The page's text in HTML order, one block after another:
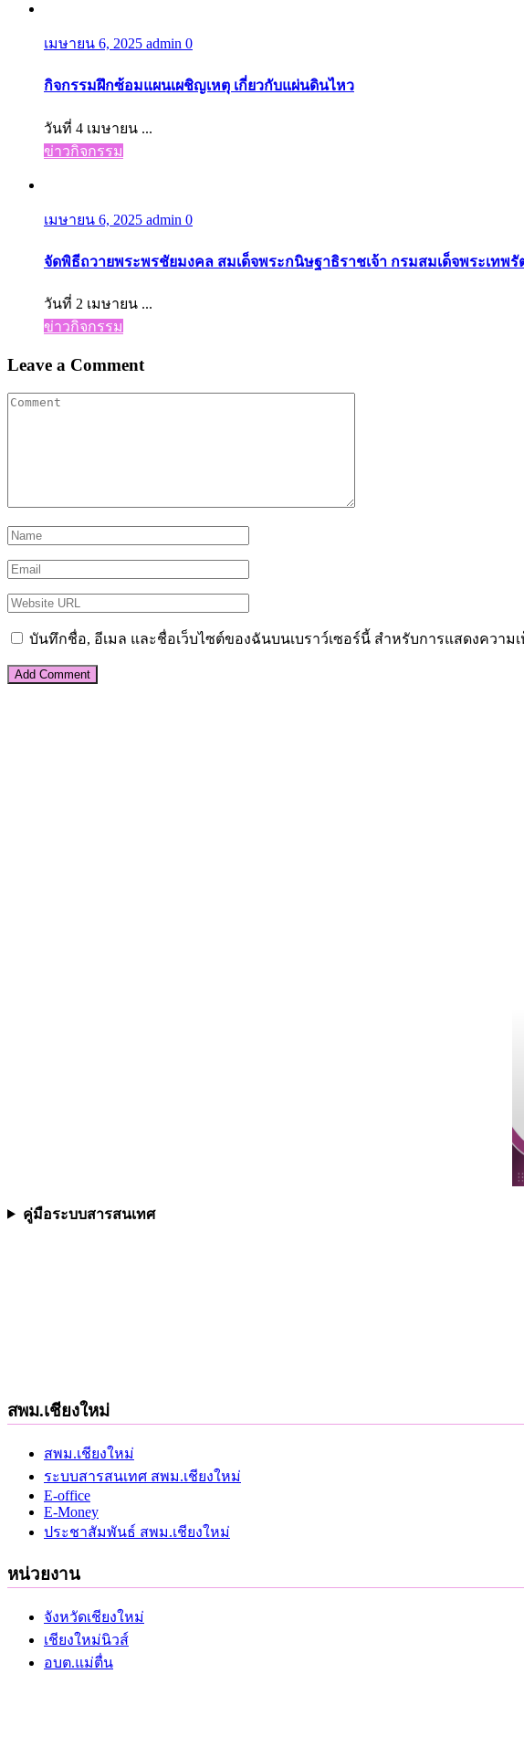
เมษายน 6, 2025 admin 0
กิจกรรมฝึกซ้อมแผนเผชิญเหตุ เกี่ยวกับแผ่นดินไหว
วันที่ 4 เมษายน ...
ข่าวกิจกรรม
เมษายน 6, 2025 admin 0
จัดพิธีถวายพระพรชัยมงคล สมเด็จพระกนิษฐาธิราชเจ้า กรมสมเด็จพระเทพ
วันที่ 2 เมษายน ...
ข่าวกิจกรรม
Leave a Comment
บันทึกชื่อ, อีเมล และชื่อเว็บไซต์ของฉันบนเบราว์เซอร์นี้ สำหรับการแสดงความ
คู่มือระบบสารสนเทศ
สพม.เชียงใหม่
สพม.เชียงใหม่
ระบบสารสนเทศ สพม.เชียงใหม่
E-office
E-Money
ประชาสัมพันธ์ สพม.เชียงใหม่
หน่วยงาน
จังหวัดเชียงใหม่
เชียงใหม่นิวส์
อบต.แม่ตื่น